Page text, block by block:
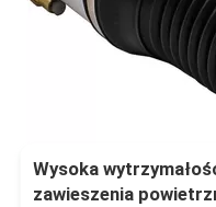
Wysoka
zawieszenia